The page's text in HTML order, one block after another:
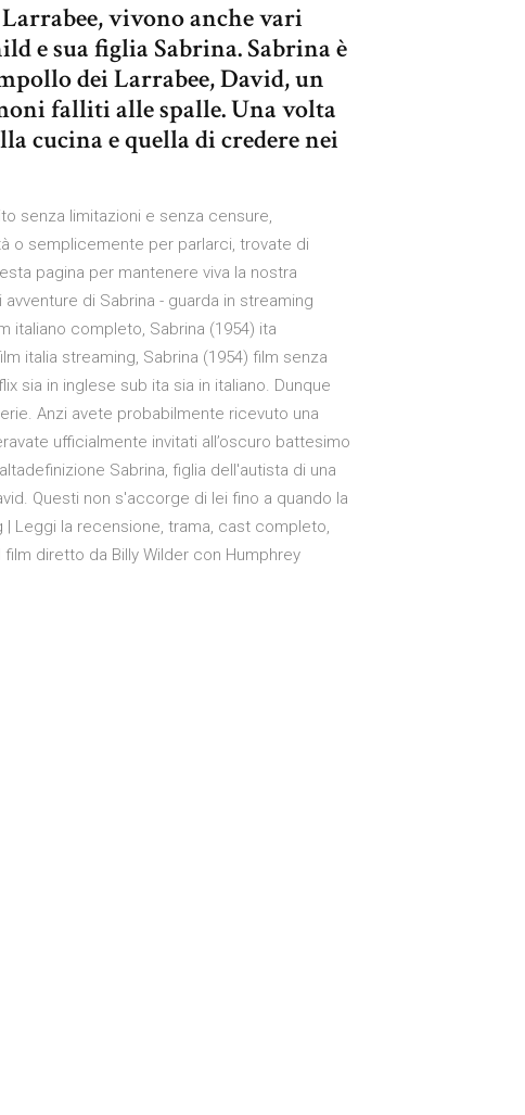
vivono anche vari
e sua figlia Sabrina. Sabrina è
dei Larrabee, David, un
falliti alle spalle. Una volta
cucina e quella di credere nei
senza limitazioni e senza censure,
o semplicemente per parlarci, trovate di
pagina per mantenere viva la nostra
di Sabrina - guarda in streaming
italiano completo, Sabrina (1954) ita
italia streaming, Sabrina (1954) film senza
sia in inglese sub ita sia in italiano. Dunque
Anzi avete probabilmente ricevuto una
ufficialmente invitati all’oscuro battesimo
Sabrina, figlia dell'autista di una
Questi non s'accorge di lei fino a quando la
| Leggi la recensione, trama, cast completo,
diretto da Billy Wilder con Humphrey